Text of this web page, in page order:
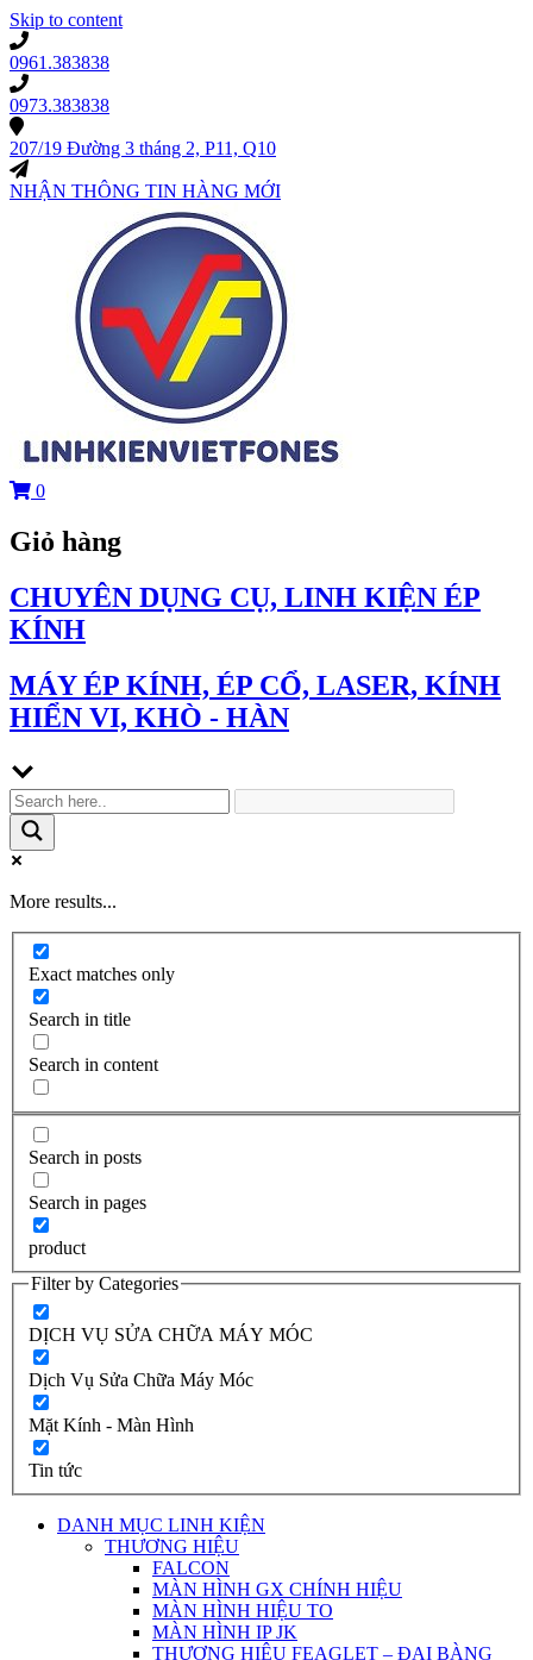
Skip to content
0961.383838
0973.383838
207/19 Đường 3 tháng 2, P11, Q10
NHẬN THÔNG TIN HÀNG MỚI
0
Giỏ hàng
CHUYÊN DỤNG CỤ, LINH KIỆN ÉP
KÍNH
MÁY ÉP KÍNH, ÉP CỔ, LASER, KÍNH
HIỂN VI, KHÒ - HÀN
More results...
Exact matches only
Search in title
Search in content
Search in posts
Search in pages
product
Filter by Categories
DỊCH VỤ SỬA CHỮA MÁY MÓC
Dịch Vụ Sửa Chữa Máy Móc
Mặt Kính - Màn Hình
Tin tức
DANH MỤC LINH KIỆN
THƯƠNG HIỆU
FALCON
MÀN HÌNH GX CHÍNH HIỆU
MÀN HÌNH HIỆU TO
MÀN HÌNH IP JK
THƯƠNG HIỆU FEAGLET – ĐẠI BÀNG